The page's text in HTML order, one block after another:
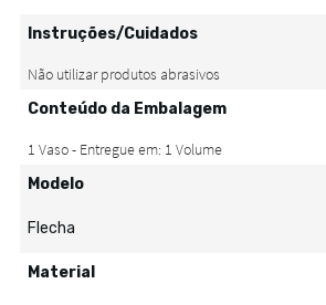
Instruções/Cuidados
Conteúdo da Embalagem
Modelo
Flecha
Material